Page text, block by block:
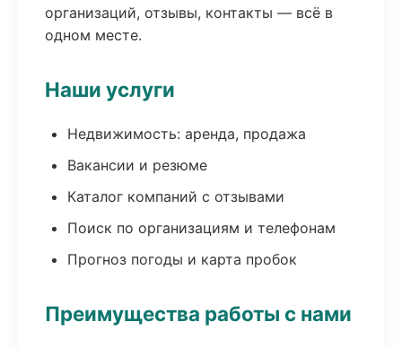
организаций, отзывы, контакты — всё в
одном месте.
Наши услуги
Недвижимость: аренда, продажа
Вакансии и резюме
Каталог компаний с отзывами
Поиск по организациям и телефонам
Прогноз погоды и карта пробок
Преимущества работы с нами